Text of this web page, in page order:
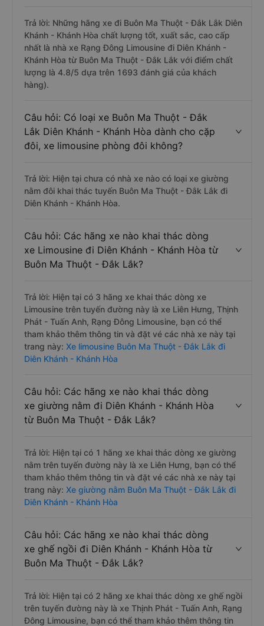
Trả lời: Những hãng xe đi Buôn Ma Thuột - Đắk Lắk Diên
Khánh - Khánh Hòa chất lượng tốt, xuất sắc, cao cấp
nhất là nhà xe Rạng Đông Limousine đi Diên Khánh -
Khánh Hòa từ Buôn Ma Thuột - Đắk Lắk với điểm chất
lượng là 4.8/5 dựa trên 1693 đánh giá của khách
hàng).
Câu hỏi: Có loại xe Buôn Ma Thuột - Đắk
Lắk Diên Khánh - Khánh Hòa dành cho cặp
đôi, xe limousine phòng đôi không?
Trả lời: Hiện tại chưa có nhà xe nào có loại xe giường
nằm đôi khai thác tuyến Buôn Ma Thuột - Đắk Lắk đi
Diên Khánh - Khánh Hòa.
Câu hỏi: Các hãng xe nào khai thác dòng
xe Limousine đi Diên Khánh - Khánh Hòa từ
Buôn Ma Thuột - Đắk Lắk?
Trả lời: Hiện tại có 3 hãng xe khai thác dòng xe
Limousine trên tuyến đường này là xe Liên Hưng, Thịnh
Phát - Tuấn Anh, Rạng Đông Limousine, bạn có thể
tham khảo thêm thông tin và đặt vé các nhà xe này tại
trang này: Xe limousine Buôn Ma Thuột - Đắk Lắk đi
Diên Khánh - Khánh Hòa
Câu hỏi: Các hãng xe nào khai thác dòng
xe giường nằm đi Diên Khánh - Khánh Hòa
từ Buôn Ma Thuột - Đắk Lắk?
Trả lời: Hiện tại có 1 hãng xe khai thác dòng xe giường
nằm trên tuyến đường này là xe Liên Hưng, bạn có thể
tham khảo thêm thông tin và đặt vé các nhà xe này tại
trang này: Xe giường nằm Buôn Ma Thuột - Đắk Lắk đi
Diên Khánh - Khánh Hòa
Câu hỏi: Các hãng xe nào khai thác dòng
xe ghế ngồi đi Diên Khánh - Khánh Hòa từ
Buôn Ma Thuột - Đắk Lắk?
Trả lời: Hiện tại có 2 hãng xe khai thác dòng xe ghế ngồi
trên tuyến đường này là xe Thịnh Phát - Tuấn Anh, Rạng
Đông Limousine, bạn có thể tham khảo thêm thông tin